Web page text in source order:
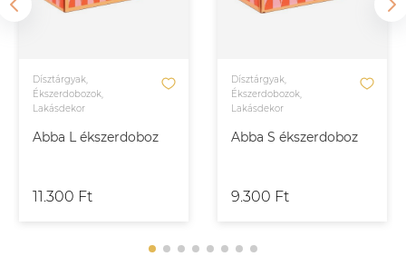
Abba L ékszerdoboz
Dísztárgyak,
Ékszerdobozok,
Lakásdekor
11.300 Ft
Abba S ékszerdoboz
Dísztárgyak,
Ékszerdobozok,
Lakásdekor
9.300 Ft